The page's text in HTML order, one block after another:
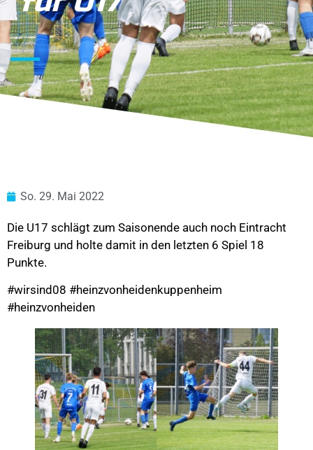
So. 29. Mai 2022
Die U17 schlägt zum Saisonende auch noch Eintracht
Freiburg und holte damit in den letzten 6 Spiel 18
Punkte.
#wirsind08 #heinzvonheidenkuppenheim
#heinzvonheiden